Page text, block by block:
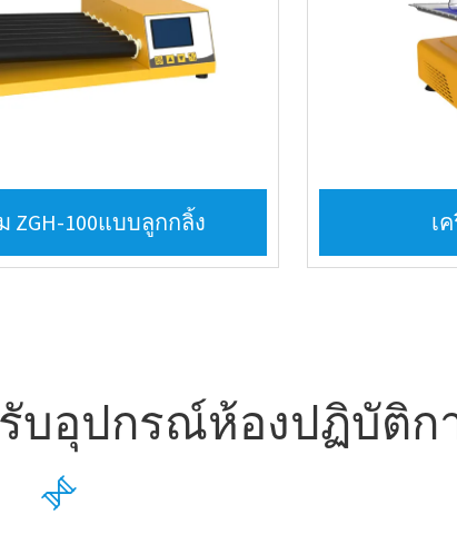
ZGH-100แบบลูกกลิ้ง เ
บอุปกรณ์ห้องปฏิบัติก
